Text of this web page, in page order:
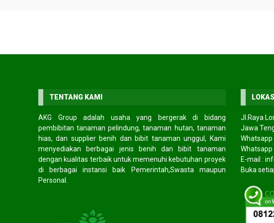
Twitter
HOT ITEM!
Jual biji mindi
*Harga Hubungi CS
Tersedia
Jual biji cengkeh
*Harga Hubungi CS
Tersedia
bakau
Pendapat mereka tentang kami?
TENTANG KAMI
AKG Group adalah usaha yang bergerak di bidang
pembibitan tanaman pelindung, tanaman hutan, tanaman
hias, dan supplier benih dan bibit tanaman unggul, Kami
menyediakan berbagai jenis benih dan bibit tanaman
dengan kualitas terbaik untuk memenuhi kebutuhan proyek
di berbagai instansi baik Pemerintah,Swasta maupun
Personal.
Jl.Raya
Jawa
Whatsapp
Whatsapp
E-mail :
Buka